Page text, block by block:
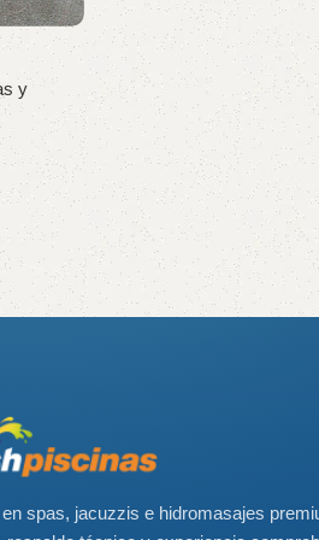
y
spas, jacuzzis e hidromasajes